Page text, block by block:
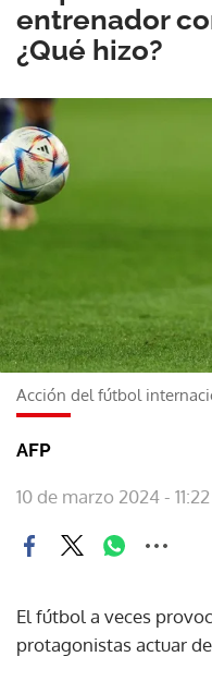
entrenador
¿Qué hizo?
Acción del fútbol
AFP
10 de marzo 2024 - 11:22
El fútbol a veces
protagonistas actuar